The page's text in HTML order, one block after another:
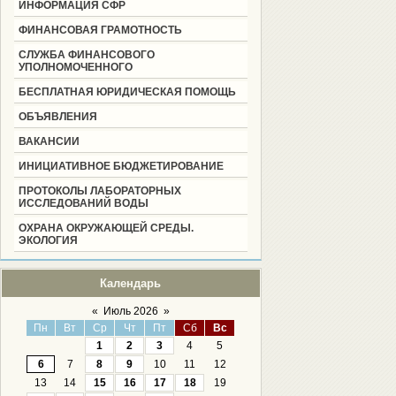
ИНФОРМАЦИЯ СФР
ФИНАНСОВАЯ ГРАМОТНОСТЬ
СЛУЖБА ФИНАНСОВОГО
УПОЛНОМОЧЕННОГО
БЕСПЛАТНАЯ ЮРИДИЧЕСКАЯ ПОМОЩЬ
ОБЪЯВЛЕНИЯ
ВАКАНСИИ
ИНИЦИАТИВНОЕ БЮДЖЕТИРОВАНИЕ
ПРОТОКОЛЫ ЛАБОРАТОРНЫХ
ИССЛЕДОВАНИЙ ВОДЫ
ОХРАНА ОКРУЖАЮЩЕЙ СРЕДЫ.
ЭКОЛОГИЯ
Календарь
« Июль 2026 »
Пн
Вт Ср Чт Пт Сб
Вс
1
2 3 4
5
6
7 8 9 10 11
12
13
14 15 16 17 18
19